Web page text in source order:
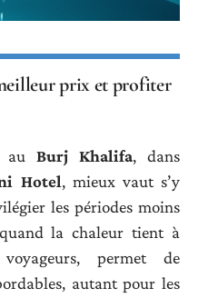
prix et profiter
au Burj Khalifa, dans
Hotel, mieux vaut s’y
les périodes moins
quand la chaleur tient à
permet de
autant pour les